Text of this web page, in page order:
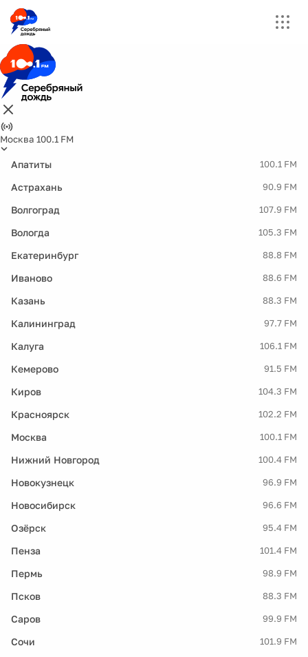
Москва 100.1 FM
Апатиты 100.1 FM
Астрахань 90.9 FM
Волгоград 107.9 FM
Вологда 105.3 FM
Екатеринбург 88.8 FM
Иваново 88.6 FM
Казань 88.3 FM
Калининград 97.7 FM
Калуга 106.1 FM
Кемерово 91.5 FM
Киров 104.3 FM
Красноярск 102.2 FM
Москва 100.1 FM
Нижний Новгород 100.4 FM
Новокузнецк 96.9 FM
Новосибирск 96.6 FM
Озёрск 95.4 FM
Пенза 101.4 FM
Пермь 98.9 FM
Псков 88.3 FM
Саров 99.9 FM
Сочи 101.9 FM